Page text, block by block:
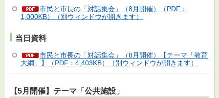
市民と市長の「対話集会」（8月開催）（PDF：
1,000KB）（別ウィンドウが開きます）
当日資料
市民と市長の「対話集会」（8月開催）【テーマ「教育
大綱」】（PDF：4,403KB）（別ウィンドウが開きます）
【5月開催】テーマ「公共施設」